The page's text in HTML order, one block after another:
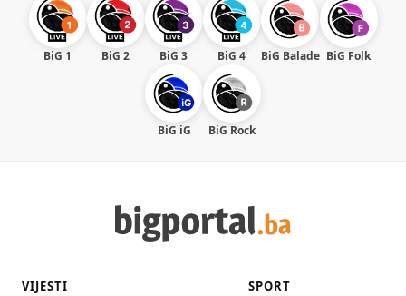
BiG 1 BiG 2 BiG 3 BiG 4 BiG Balade BiG Folk
BiG iG BiG Rock
VIJESTI SPORT